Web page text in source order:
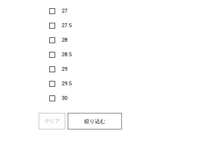
27
27.5
28
28.5
29
29.5
30
クリア 絞り込む